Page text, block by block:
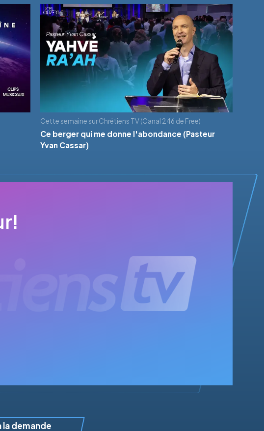
Cette semaine sur Chrétiens TV (Canal 246 de Free)
Ce berger qui me donne l'abondance (Pasteur
Yvan Cassar)
la demande